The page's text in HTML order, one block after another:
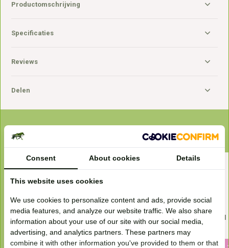
Productomschrijving
Specificaties
Reviews
Delen
Bijpassende en vergelijkbare artikelen
Tiny Horse Treats
10,95
wasmiddel lamsvel
16,95
Consent About cookies Details
This website uses cookies
We use cookies to personalize content and ads, provide social
media features, and analyze our website traffic. We also share
information about your use of our site with our social media,
advertising, and analytics partners. These partners may
combine it with other information you've provided to them or that